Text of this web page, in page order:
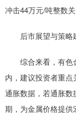
冲击44万元/吨整数关
后市展望与策略
综合来看，有色
内，建议投资者重
通胀数据，若通胀
期，为金属价格提供